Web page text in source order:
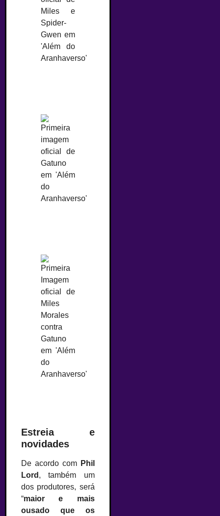
Estreia e
novidades
De acordo com Phil
Lord , também um
dos produtores, será
“maior e mais
ousado que os